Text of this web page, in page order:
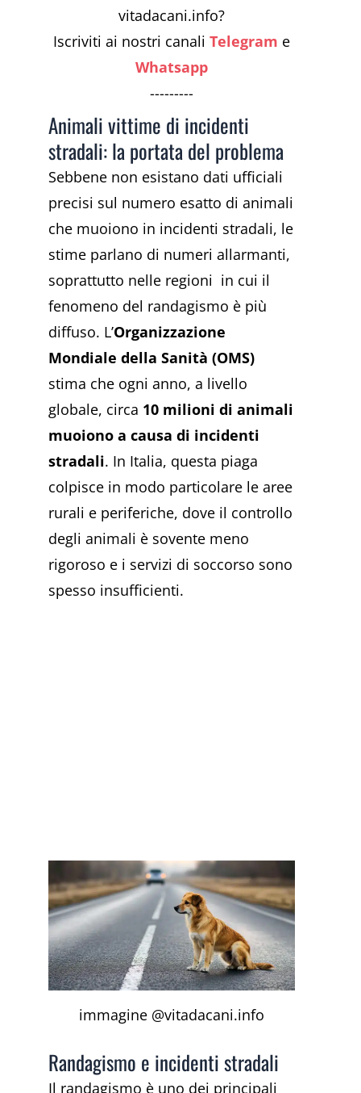
vitadacani.info?
Iscriviti ai nostri canali Telegram e
Whatsapp
---------
Animali vittime di incidenti
stradali: la portata del problema
Sebbene non esistano dati ufficiali
precisi sul numero esatto di animali
che muoiono in incidenti stradali, le
stime parlano di numeri allarmanti,
soprattutto nelle regioni in cui il
fenomeno del randagismo è più
diffuso. L’Organizzazione
Mondiale della Sanità (OMS)
stima che ogni anno, a livello
globale, circa 10 milioni di animali
muoiono a causa di incidenti
stradali. In Italia, questa piaga
colpisce in modo particolare le aree
rurali e periferiche, dove il controllo
degli animali è sovente meno
rigoroso e i servizi di soccorso sono
spesso insufficienti.
immagine @vitadacani.info
Randagismo e incidenti stradali
Il randagismo è uno dei principali